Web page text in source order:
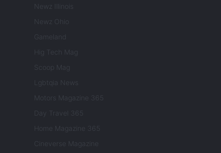
Newz Illinois
Newz Ohio
Gameland
Hig Tech Mag
Scoop Mag
Lgbtqia News
Motors Magazine 365
Day Travel 365
Home Magazine 365
Cineverse Magazine